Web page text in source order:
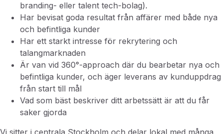
branding- eller talent tech-bolag).
Har bevisat goda resultat från affärer med både nya
och befintliga kunder
Har ett starkt intresse för rekrytering och
talangmarknaden
Är van vid 360°-approach där du bearbetar nya och
befintliga kunder, och äger leverans av kunduppdrag
från start till mål
Vad som bäst beskriver ditt arbetssätt är att du får
saker gjorda
Vi sitter i centrala Stockholm och delar lokal med många